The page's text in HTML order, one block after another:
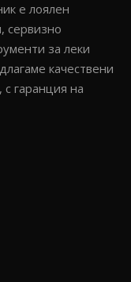
е лоялен
сервизно
за леки
качествени
гаранция на